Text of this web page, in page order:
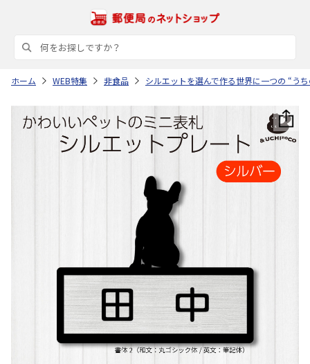
ホーム WEB特集 非食品 シルエットを選んで作る世界に一つの “う